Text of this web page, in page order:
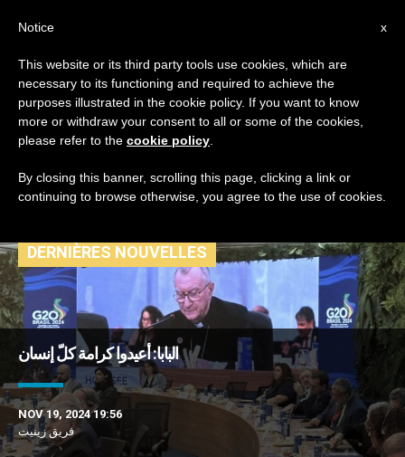
TAG
Posts Tagged
‘سياسات’
DERNIÈRES NOUVELLES
البابا: أعيدوا كرامة كلّ إنسان
NOV 19, 2024 19:56
فريق زينيت
x
Notice
This website or its third party tools use cookies, which are
necessary to its functioning and required to achieve the
purposes illustrated in the cookie policy. If you want to know
more or withdraw your consent to all or some of the cookies,
please refer to the cookie policy
By closing this banner, scrolling this page, clicking a link or
continuing to browse otherwise, you agree to the use of cookies.